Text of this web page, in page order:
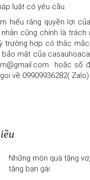
luật có yêu cầu.
hiểu rằng quyền lợi
cũng chính là trách
trường hợp có thắc
mật của
hoặc số
về 09909936282( Zalo)
Những món quà tặng
tặng bạn gái